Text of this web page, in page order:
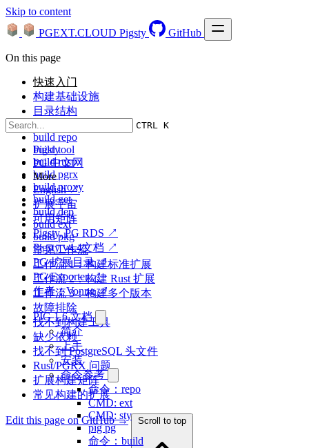
Skip to content
PGEXT.CLOUD Pigsty GitHub
CTRL K
Pigsty
PG 中文网
More
English ↗
扩展宇宙
可用矩阵
Pigsty, PG RDS ↗
Pigsty v4.4文档 ↗
PG 扩展目录 ↗
PG Exporter ↗
作者：Vonng ↗
PIG 1.6 文档
简介
上手
安装
命令参考
命令：repo
CMD: ext
CMD: sty
pig pg
命令：build
On this page
快速入门
构建基础设施
目录结构
build spec
build repo
build tool
build rust
build pgrx
build proxy
build get
build dep
build ext
build pkg
常见工作流
工作流 1：构建标准扩展
工作流 2：构建 Rust 扩展
工作流 3：构建多个版本
故障排除
找不到构建工具
缺少依赖
找不到 PostgreSQL 头文件
Rust/PGRX 问题
扩展构建矩阵
常见构建的扩展
Edit this page on GitHub → Scroll to top